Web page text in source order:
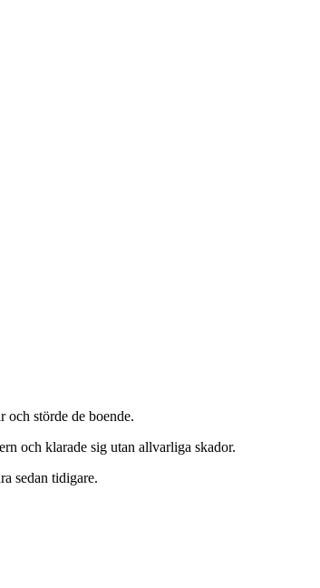
och störde de boende.
och klarade sig utan allvarliga skador.
sedan tidigare.